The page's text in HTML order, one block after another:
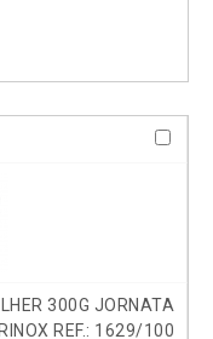
300G JORNATA
REF.: 1629/100